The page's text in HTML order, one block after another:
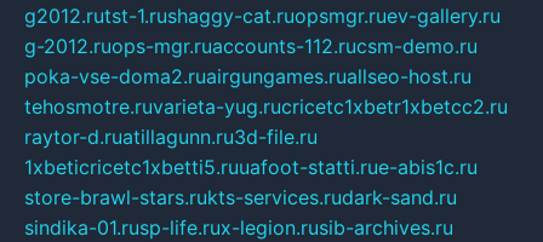
g2012.rutst-1.rushaggy-cat.ruopsmgr.ruev-gallery.ru
g-2012.ruops-mgr.ruaccounts-112.rucsm-demo.ru
poka-vse-doma2.ruairgungames.ruallseo-host.ru
tehosmotre.ruvarieta-yug.rucricetc1xbetr1xbetcc2.ru
raytor-d.ruatillagunn.ru3d-file.ru
1xbeticricetc1xbetti5.ruuafoot-statti.rue-abis1c.ru
store-brawl-stars.rukts-services.rudark-sand.ru
sindika-01.rusp-life.rux-legion.rusib-archives.ru